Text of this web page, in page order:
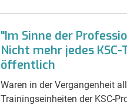
"Im Sinne der
Nicht mehr jedes
öffentlich
Waren in der Vergangenheit
Trainingseinheiten der KSC-